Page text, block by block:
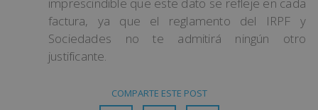
imprescindible que este dato se refleje en cada
factura, ya que el reglamento del IRPF y
Sociedades no te admitirá ningún otro
justificante.
COMPARTE ESTE POST